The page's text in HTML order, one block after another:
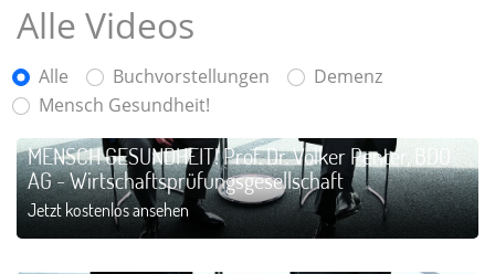
Alle Videos
Alle Buchvorstellungen
Demenz
Mensch Gesundheit!
MENSCH GESUNDHEIT! Prof. Dr. Volker Penter, BDO
AG - Wirtschaftsprüfungsgesellschaft
Jetzt kostenlos ansehen